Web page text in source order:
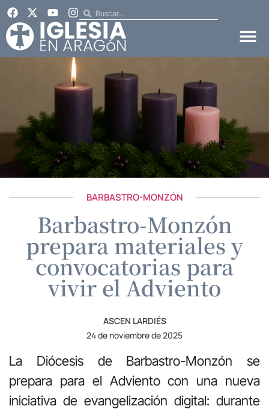
BARBASTRO-MONZÓN
Barbastro-Monzón
prepara materiales y
convocatorias para
vivir el Adviento
ASCEN LARDIÉS
24 de noviembre de 2025
La Diócesis de Barbastro-Monzón se
prepara para el Adviento con una nueva
iniciativa de evangelización digital: durante